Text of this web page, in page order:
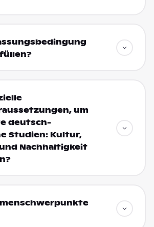
um
deutsch-
Studien: Kultur,
Nachhaltigkeit